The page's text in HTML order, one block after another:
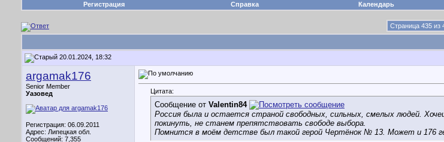
Регистрация Справка Календарь
Страница 435 из
20.01.2024, 18:32
argamak176
Senior Member
Уазовед
Регистрация: 06.09.2011
Адрес: Липецкая обл.
Сообщений: 7,355
Цитата:
Сообщение от Valentin84
Россия была и остается страной свободных, сильных, смелых людей.
покинуть, не станем препятствовать свободе выбора.
Помнится в моём детстве был такой герой Чертёнок № 13. Может и 176